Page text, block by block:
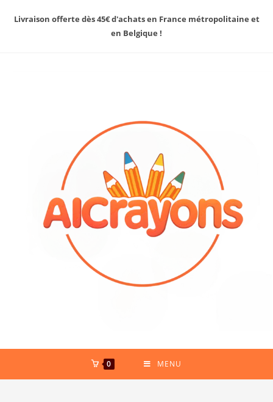
Livraison offerte dès 45€ d'achats en France métropolitaine et
en Belgique !
0 MENU